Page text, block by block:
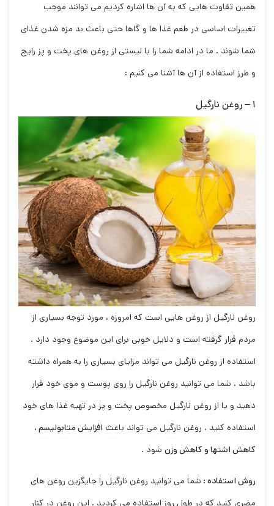
همین تفاوت هایی که به آن ها اشاره کردیم می توانند موجب
تغییرات اساسی در طعم غذا ها و گاها حتی باعث بد مزه شدن غذای
شما شوند . ما در ادامه شما را با لیستی از روغن های پخت و پز رایج
و طرز استفاده از آن ها آشنا می کنیم :
۱ – روغن نارگیل
روغن نارگیل از روغن هایی است که امروزه ، مورد توجه بسیاری از
مردم قرار گرفته است و دلایل خوبی برای این موضوع وجود دارد .
استفاده از روغن نارگیل می تواند مزایای بسیاری را به همراه داشته
باشد . شما می توانید روغن نارگیل را روی پوست و موی خود قرار
دهید و یا از روغن نارگیل مخصوص پخت و پز در تهیه غذا های خود
استفاده کنید . روغن نارگیل می تواند باعث افزایش متابولیسم ،
کاهش اشتها و کاهش وزن شود .
روش استفاده : شما می توانید روغن نارگیل را جایگزین روغن های
مضری کنید که در طول روز استفاده می کردید . این روغن در کنار